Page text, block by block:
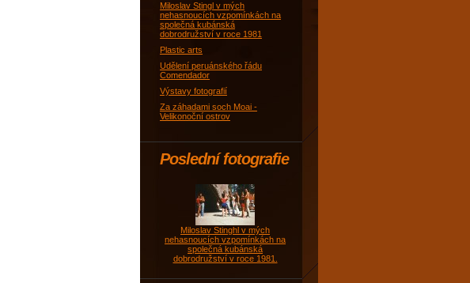
Miloslav Stingl v mých
nehasnoucích vzpomínkách na
společná kubánská
dobrodružství v roce 1981
Plastic arts
Udělení peruánského řádu
Comendador
Výstavy fotografií
Za záhadami soch Moai -
Velikonoční ostrov
Poslední fotografie
Miloslav Stinghl v mých
nehasnoucích vzpomínkách na
společná kubánská
dobrodružství v roce 1981.